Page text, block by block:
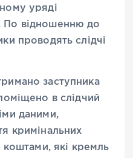
уряді
По відношенню до
проводять слідчі
заступника
в слідчий
даними,
кримінальних
коштами, які кремль